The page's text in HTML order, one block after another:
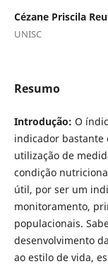
Cézane Priscila
UNISC
Resumo
Introdução: O
indicador bastante
utilização de
condição
útil, por ser um
monitoramento,
populacionais.
desenvolvimento
ao estilo de vida,